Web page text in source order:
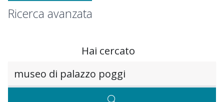
Ricerca avanzata
Hai cercato